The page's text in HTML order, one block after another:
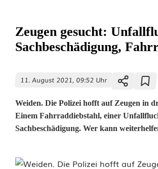
Zeugen gesucht:
Sachbeschädigung,
11. August 2021, 09:52 Uhr
Weiden. Die Polizei hofft auf Zeugen in
Einem Fahrraddiebstahl, einer
Sachbeschädigung. Wer kann